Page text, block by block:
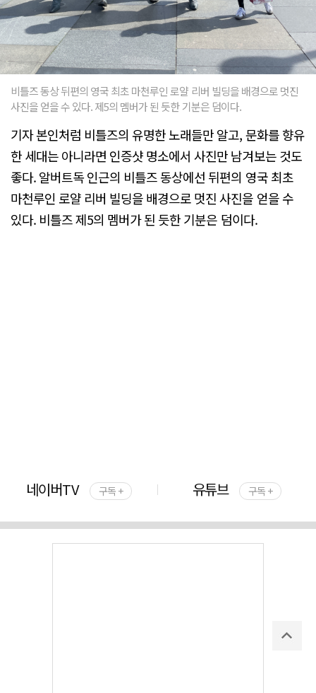
비틀즈 동상 뒤편의 영국 최초 마천루인 로얄 리버 빌딩을 배경으로 멋진
사진을 얻을 수 있다. 제5의 멤버가 된 듯한 기분은 덤이다.
기자 본인처럼 비틀즈의 유명한 노래들만 알고, 문화를 향유
한 세대는 아니라면 인증샷 명소에서 사진만 남겨보는 것도
좋다. 알버트독 인근의 비틀즈 동상에선 뒤편의 영국 최초
마천루인 로얄 리버 빌딩을 배경으로 멋진 사진을 얻을 수
있다. 비틀즈 제5의 멤버가 된 듯한 기분은 덤이다.
네이버TV 구독 + 유튜브 구독 +